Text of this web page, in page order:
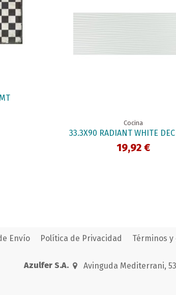
Cocina
33.3X90 RADIANT WHITE
19,92 €
Envío Política de Privacidad Términos
Azulfer S.A. Avinguda Mediterrani,